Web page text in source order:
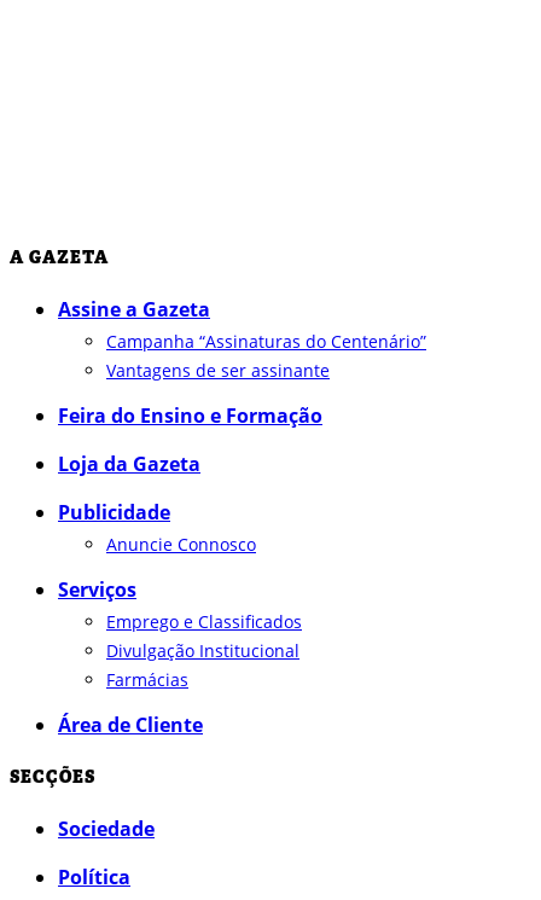
A GAZETA
Assine a Gazeta
Campanha “Assinaturas do Centenário”
Vantagens de ser assinante
Feira do Ensino e Formação
Loja da Gazeta
Publicidade
Anuncie Connosco
Serviços
Emprego e Classificados
Divulgação Institucional
Farmácias
Área de Cliente
SECÇÕES
Sociedade
Política